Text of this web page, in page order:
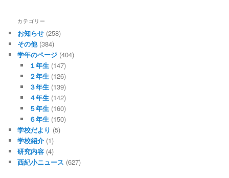
カテゴリー
お知らせ (258)
その他(384)
学年のページ (404)
１年生(147)
２年生(126)
３年生(139)
４年生(142)
５年生(160)
６年生(150)
学校だより (5)
学校紹介 (1)
研究内容 (4)
西紀小ニュース (627)